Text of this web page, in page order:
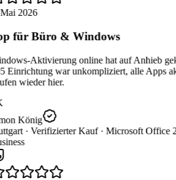
2026
für Büro & Windows
Aktivierung online hat auf Anhieb
Einrichtung war unkompliziert, alle Apps
wieder hier.
König
· Verifizierter Kauf · Microsoft Office